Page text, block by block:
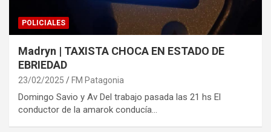
POLICIALES
Madryn | TAXISTA CHOCA EN ESTADO DE
EBRIEDAD
23/02/2025 FM Patagonia
Domingo Savio y Av Del trabajo pasada las 21 hs El
conductor de la amarok conducía…